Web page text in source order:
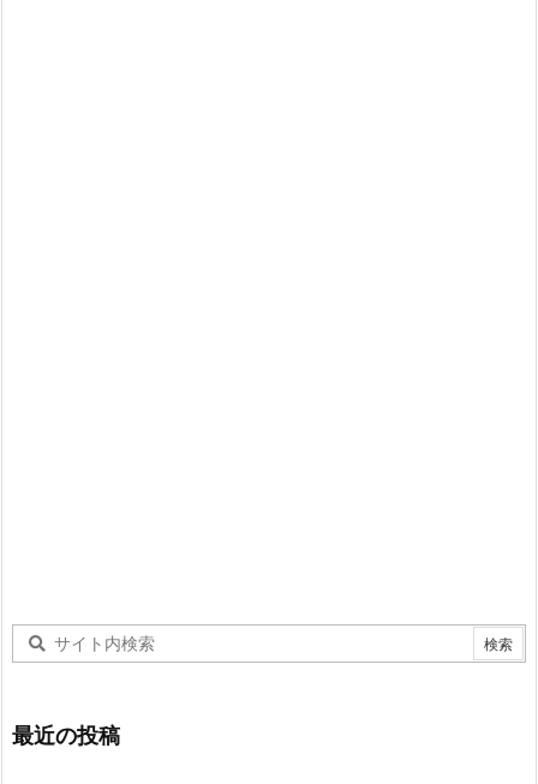
最近の投稿